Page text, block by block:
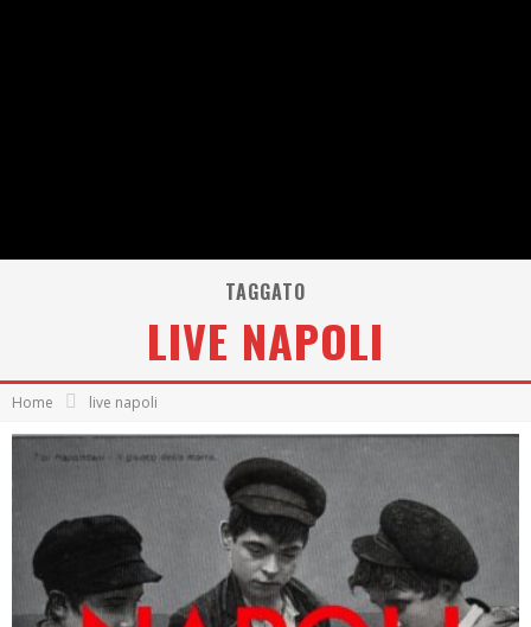
TAGGATO
LIVE NAPOLI
Home live napoli